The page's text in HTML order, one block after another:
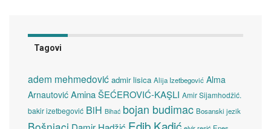
Tagovi
adem mehmedović admir lisica Alija Izetbegović Alma
Arnautović Amina ŠEĆEROVIĆ-KAŞLI Amir Sijamhodžić.
bakir izetbegović BiH Bihać bojan budimac Bosanski jezik
Edib Kadić